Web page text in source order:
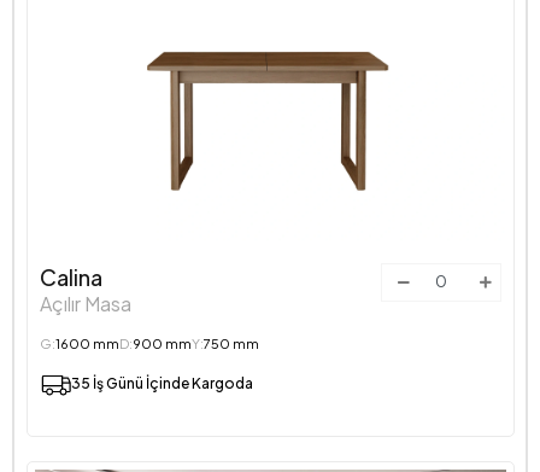
Calina
Açılır Masa
G:1600 mmD:900 mmY:750 mm
35 İş Günü İçinde Kargoda